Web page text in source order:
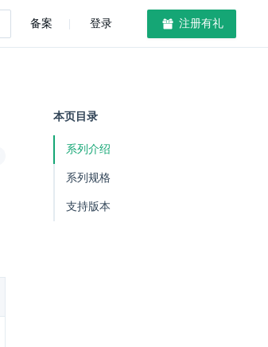
备案 登录 注册有礼
本页目录
系列介绍
系列规格
支持版本